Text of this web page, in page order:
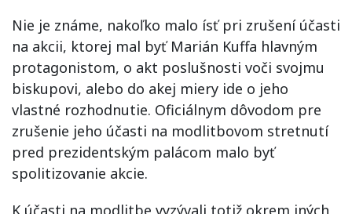
Nie je známe, nakoľko malo ísť pri zrušení účasti
na akcii, ktorej mal byť Marián Kuffa hlavným
protagonistom, o akt poslušnosti voči svojmu
biskupovi, alebo do akej miery ide o jeho
vlastné rozhodnutie. Oficiálnym dôvodom pre
zrušenie jeho účasti na modlitbovom stretnutí
pred prezidentským palácom malo byť
spolitizovanie akcie.
K účasti na modlitbe vyzývali totiž okrem iných